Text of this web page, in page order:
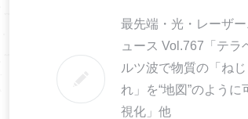
最先端・光・レーザー
ュース Vol.767「テラ
ルツ波で物質の「ねじ
れ」を“地図”のように
視化」他